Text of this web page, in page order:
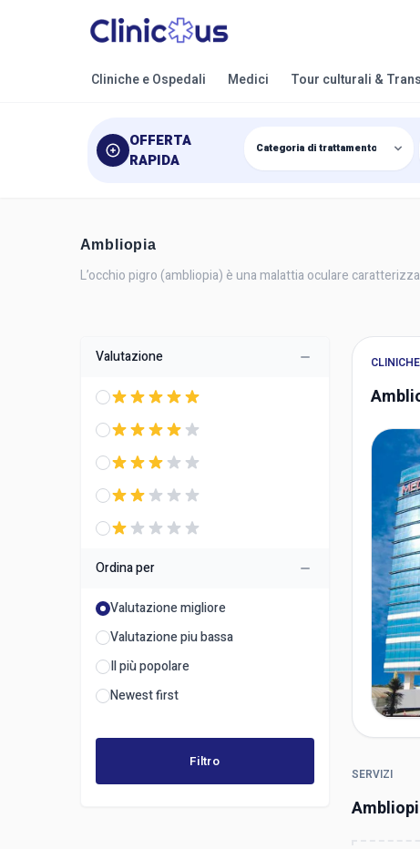
Cliniche e Ospedali Medici Tour culturali &
OFFERTA
RAPIDA
Ambliopia
L’occhio pigro (ambliopia) è una malattia oculare
Valutazione
Ordina per
Valutazione migliore
Valutazione piu bassa
Il più popolare
Newest first
Filtro
SERVIZI